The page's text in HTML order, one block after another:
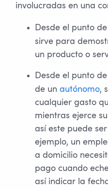
involucradas en una
Desde el punto
sirve para
un producto o
Desde el punto
de un autónomo,
cualquier gasto
mientras ejerce
así este puede
ejemplo, un
a domicilio
pago cuando
así indicar la